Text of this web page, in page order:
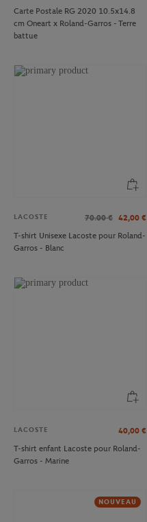
Carte Postale RG 2020 10.5x14.8
cm Oneart x Roland-Garros - Terre
battue
LACOSTE 70.00 € 42,00 €
T-shirt Unisexe Lacoste pour Roland-
Garros - Blanc
LACOSTE 40,00 €
T-shirt enfant Lacoste pour Roland-
Garros - Marine
NOUVEAU